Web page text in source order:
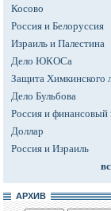
Косово
Россия и Белоруссия
Израиль и Палестина
Дело ЮКОСа
Защита Химкинского
Дело Бульбова
Россия и финансовый
Доллар
Россия и Израиль
АРХИВ